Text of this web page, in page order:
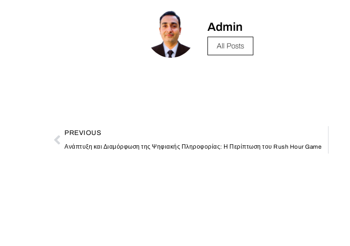
Admin
All Posts
PREVIOUS
Ανάπτυξη και Διαμόρφωση της Ψηφιακής Πληροφορίας: Η Περίπτωση του Rush Hour Game